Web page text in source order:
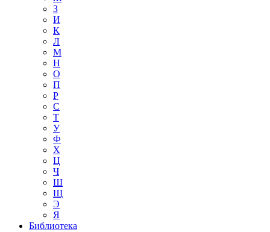
З
И
К
Л
М
Н
О
П
Р
С
Т
У
Ф
Х
Ц
Ч
Ш
Щ
Э
Я
Библиотека